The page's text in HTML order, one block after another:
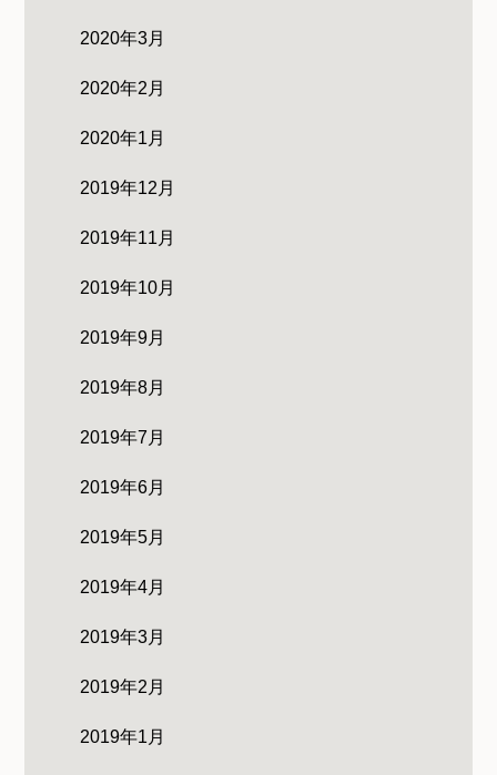
2020年3月
2020年2月
2020年1月
2019年12月
2019年11月
2019年10月
2019年9月
2019年8月
2019年7月
2019年6月
2019年5月
2019年4月
2019年3月
2019年2月
2019年1月